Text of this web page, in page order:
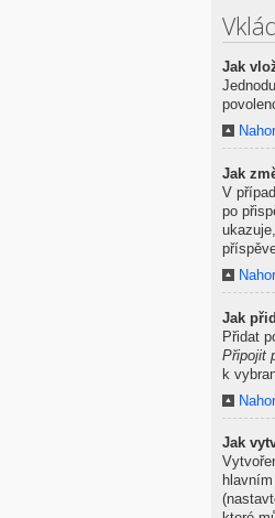
Jak
Jak
V
po
Jak
Přidat
Připojit
k
Jak